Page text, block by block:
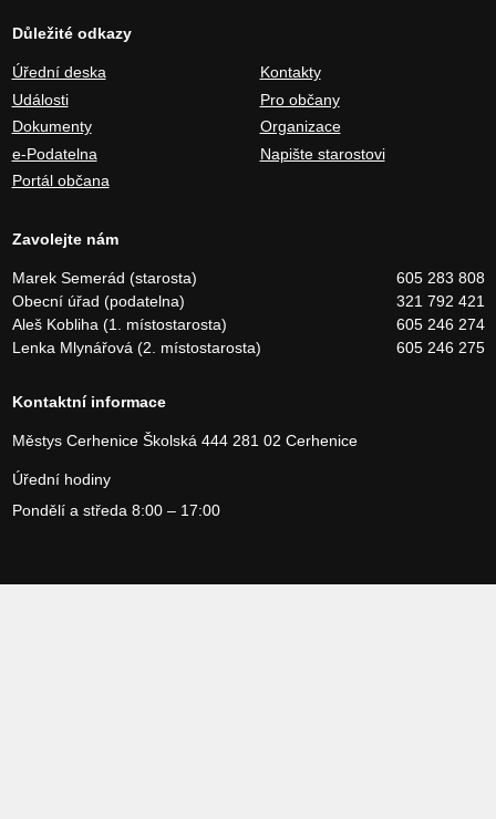
Důležité odkazy
Úřední deska
Události
Dokumenty
e-Podatelna
Portál občana
Kontakty
Pro občany
Organizace
Napište starostovi
Zavolejte nám
Marek Semerád (starosta)
605 283 808
Obecní úřad (podatelna)
321 792 421
Aleš Kobliha (1. místostarosta)
605 246 274
Lenka Mlynářová (2. místostarosta)
605 246 275
Kontaktní informace
Městys CerheniceŠkolská 444281 02 Cerhenice
Úřední hodiny
Pondělí a středa 8:00 – 17:00